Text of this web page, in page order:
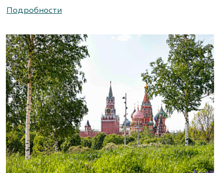
Подробности